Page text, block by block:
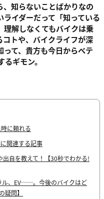
知らないことばかりなの
イダーだって「知っている
解しなくてもバイクは乗
トや、バイクライフが深
て、貴方も今日からベテ
ギモン。
に頼れる
関連する記事
自を教えて！【30秒でわかる!
ル、EV……。今後のバイクはど
疑問】